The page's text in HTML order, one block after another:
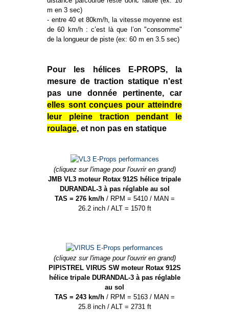
m en 3 sec)
- entre 40 et 80km/h, la vitesse moyenne est
de 60 km/h : c’est là que l’on "consomme"
de la longueur de piste (ex: 60 m en 3.5 sec)
Pour les hélices E-PROPS, la
mesure de traction statique n'est
pas une donnée pertinente, car
elles sont conçues pour atteindre
leur pleine traction pendant le
roulage, et non pas en statique
(cliquez sur l'image pour l'ouvrir en grand)
JMB VL3 moteur Rotax 912S hélice tripale
DURANDAL-3 à pas réglable au sol
TAS = 276 km/h / RPM = 5410 / MAN =
26.2 inch / ALT = 1570 ft
(cliquez sur l'image pour l'ouvrir en grand)
PIPISTREL VIRUS SW moteur Rotax 912S
hélice tripale DURANDAL-3 à pas réglable
au sol
TAS = 243 km/h / RPM = 5163 / MAN =
25.8 inch / ALT = 2731 ft